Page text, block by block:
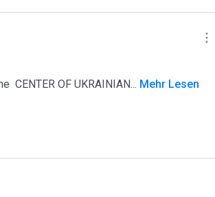
CENTER OF UKRAINIAN... Mehr Lesen